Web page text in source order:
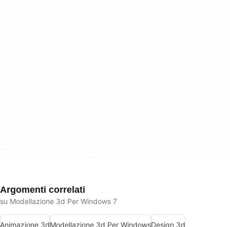
Argomenti correlati
su Modellazione 3d Per Windows 7
Animazione 3dModellazione 3d Per WindowsDesign 3d